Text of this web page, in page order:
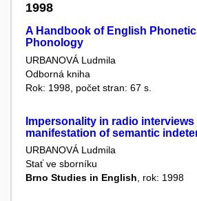
1998
A Handbook of English
Phonology
URBANOVÁ Ludmila
Odborná kniha
Rok: 1998, počet stran: 67 s.
Impersonality in radio interviews
manifestation of semantic
URBANOVÁ Ludmila
Stať ve sborníku
Brno Studies in English , rok: 1998